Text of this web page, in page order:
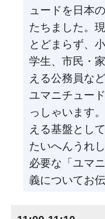
ュードを日本
たちました。
とどまらず、
学生、市民・
える公務員な
ユマニチュー
っしゃいます
える基盤とし
たいへんうれ
必要な「ユマ
義についてお